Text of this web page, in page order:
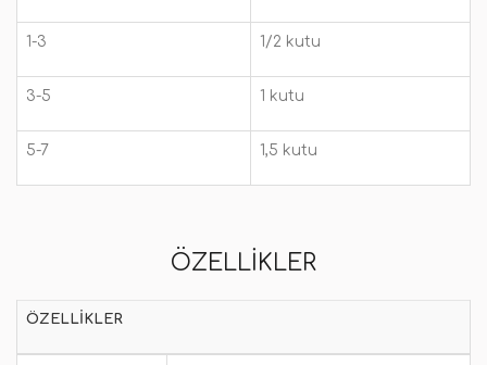
1-3 1/2 kutu
3-5 1 kutu
5-7 1,5 kutu
ÖZELLIKLER
ÖZELLIKLER